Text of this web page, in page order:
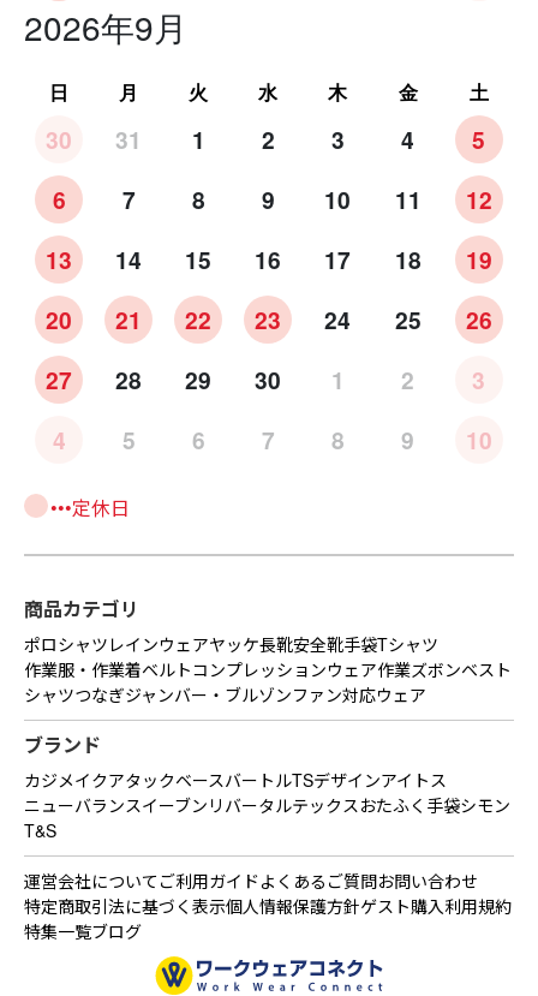
2026年9月
日 月 火 水 木 金 土
30 31 1 2 3 4
5
6
7 8 9 10 11
12
13
14 15 16 17 18
19
20
21 22 23 24 25
26
27
28 29 30 1 2
3
4
5 6 7 8 9 10
•••定休日
商品カテゴリ
ポロシャツ レインウェアヤッケ長靴安全靴手袋Tシャツ
作業服・作業着ベルトコンプレッションウェア作業ズボンベスト
シャツつなぎジャンバー・ブルゾンファン対応ウェア
ブランド
カジメイクアタックベースバートルTSデザインアイトス
ニューバランスイーブンリバータルテックス おたふく手袋シモン
T&S
運営会社について ご利用ガイドよくあるご質問お問い合わせ
特定商取引法に基づく表示個人情報保護方針ゲスト購入利用規約
特集一覧ブログ